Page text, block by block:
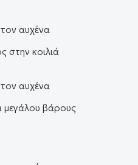
στην κοιλιά
μεγάλου βάρους